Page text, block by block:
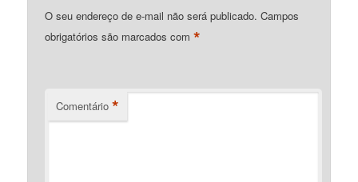
O seu endereço de e-mail não será publicado. Campos
obrigatórios são marcados com*
Comentário *